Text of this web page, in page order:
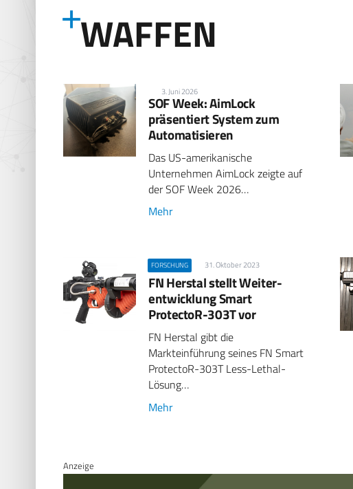
WAFFEN
3. Juni 2026
SOF Week: AimLock
präsentiert System zum
Automatisieren
Das US-amerikanische
Unternehmen AimLock zeigte auf
der SOF Week 2026…
Mehr
FORSCHUNG 31. Oktober 2023
FN Herstal stellt Weiter­
entwicklung Smart
ProtectoR-303T vor
FN Herstal gibt die
Markteinführung seines FN Smart
ProtectoR-303T Less-Lethal-
Lösung…
Mehr
Anzeige